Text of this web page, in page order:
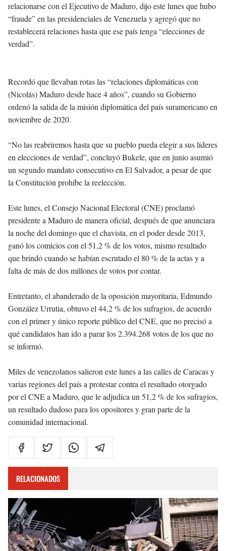
relacionarse con el Ejecutivo de Maduro, dijo este lunes que hubo
“fraude” en las presidenciales de Venezuela y agregó que no
restablecerá relaciones hasta que ese país tenga “elecciones de
verdad”.
Recordó que llevaban rotas las “relaciones diplomáticas con
(Nicolás) Maduro desde hace 4 años”, cuando su Gobierno
ordenó la salida de la misión diplomática del país suramericano en
noviembre de 2020.
“No las reabriremos hasta que su pueblo pueda elegir a sus líderes
en elecciones de verdad”, concluyó Bukele, que en junio asumió
un segundo mandato consecutivo en El Salvador, a pesar de que
la Constitución prohíbe la reelección.
Este lunes, el Consejo Nacional Electoral (CNE) proclamó
presidente a Maduro de manera oficial, después de que anunciara
la noche del domingo que el chavista, en el poder desde 2013,
ganó los comicios con el 51,2 % de los votos, mismo resultado
que brindó cuando se habían escrutado el 80 % de la actas y a
falta de más de dos millones de votos por contar.
Entretanto, el abanderado de la oposición mayoritaria, Edmundo
González Urrutia, obtuvo el 44,2 % de los sufragios, de acuerdo
con el primer y único reporte público del CNE, que no precisó a
qué candidatos han ido a parar los 2.394.268 votos de los que no
se informó.
Miles de venezolanos salieron este lunes a las calles de Caracas y
varias regiones del país a protestar contra el resultado otorgado
por el CNE a Maduro, que le adjudica un 51,2 % de los sufragios,
un resultado dudoso para los opositores y gran parte de la
comunidad internacional.
RELACIONADOS